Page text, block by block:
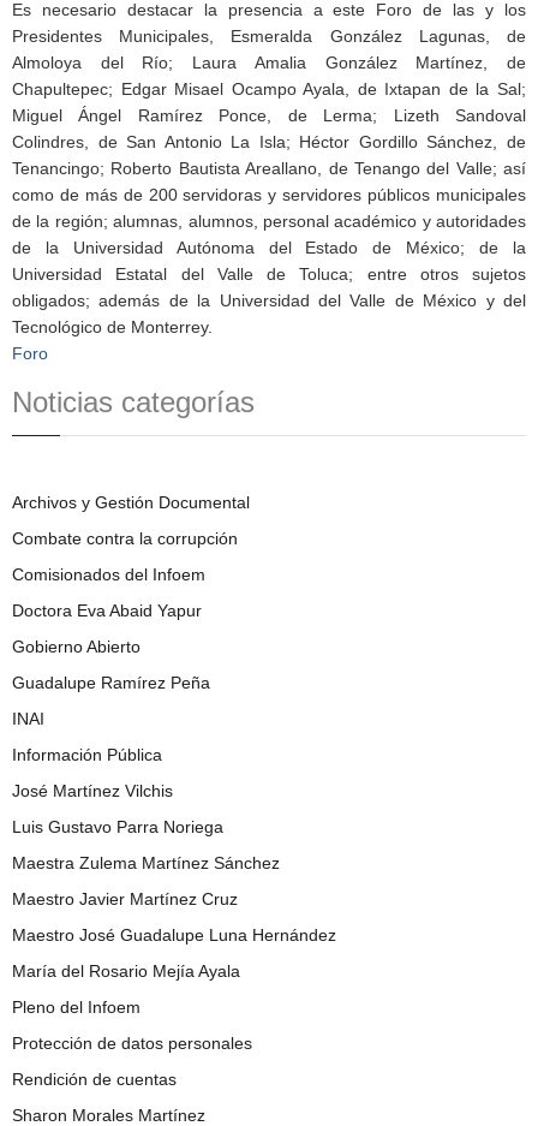
Es necesario destacar la presencia a este Foro de las y los
Presidentes Municipales, Esmeralda González Lagunas, de
Almoloya del Río; Laura Amalia González Martínez, de
Chapultepec; Edgar Misael Ocampo Ayala, de Ixtapan de la Sal;
Miguel Ángel Ramírez Ponce, de Lerma; Lizeth Sandoval
Colindres, de San Antonio La Isla; Héctor Gordillo Sánchez, de
Tenancingo; Roberto Bautista Areallano, de Tenango del Valle; así
como de más de 200 servidoras y servidores públicos municipales
de la región; alumnas, alumnos, personal académico y autoridades
de la Universidad Autónoma del Estado de México; de la
Universidad Estatal del Valle de Toluca; entre otros sujetos
obligados; además de la Universidad del Valle de México y del
Tecnológico de Monterrey.
Foro
Noticias categorías
Archivos y Gestión Documental
Combate contra la corrupción
Comisionados del Infoem
Doctora Eva Abaid Yapur
Gobierno Abierto
Guadalupe Ramírez Peña
INAI
Información Pública
José Martínez Vilchis
Luis Gustavo Parra Noriega
Maestra Zulema Martínez Sánchez
Maestro Javier Martínez Cruz
Maestro José Guadalupe Luna Hernández
María del Rosario Mejía Ayala
Pleno del Infoem
Protección de datos personales
Rendición de cuentas
Sharon Morales Martínez